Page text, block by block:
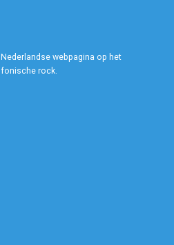
webpagina op het
rock.